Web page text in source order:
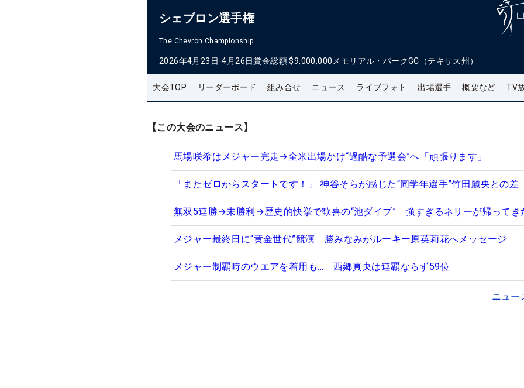
シェブロン選手権
The Chevron Championship
2026年4月23日-4月26日賞金総額 $9,000,000 メモリアル・パークGC（テキサス州）
大会TOP リーダーボード 組み合せ ニュース ライブフォト 出場選手 概要など TV
【この大会のニュース】
馬場咲希はメジャー完走→全米出場かけ“過酷な予選会”へ「頑張ります」
「またゼロからスタートです！」 神谷そらが感じた“同学年選手”竹田麗央との差
無双5連勝→未勝利→歴史的快挙で歓喜の“池ダイブ” 強すぎるネリーが帰ってき
メジャー最終日に“黄金世代”競演 勝みなみがルーキー原英莉花へメッセージ
メジャー制覇時のウエアを着用も… 西郷真央は連覇ならず59位
ニュー